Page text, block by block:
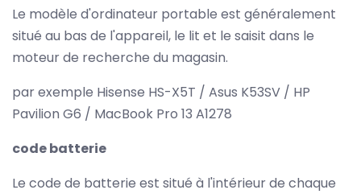
Le modèle d'ordinateur portable est généralement
situé au bas de l'appareil, le lit et le saisit dans le
moteur de recherche du magasin.
par exemple Hisense HS-X5T / Asus K53SV / HP
Pavilion G6 / MacBook Pro 13 A1278
code batterie
Le code de batterie est situé à l'intérieur de chaque